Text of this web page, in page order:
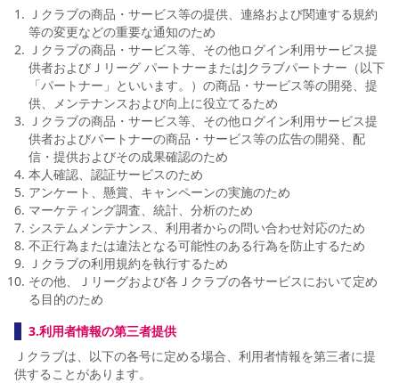
Ｊクラブの商品・サービス等の提供、連絡および関連する規約
等の変更などの重要な通知のため
Ｊクラブの商品・サービス等、その他ログイン利用サービス提
供者およびＪリーグ パートナーまたはJクラブパートナー（以下
「パートナー」といいます。）の商品・サービス等の開発、提
供、メンテナンスおよび向上に役立てるため
Ｊクラブの商品・サービス等、その他ログイン利用サービス提
供者およびパートナーの商品・サービス等の広告の開発、配
信・提供およびその成果確認のため
本人確認、認証サービスのため
アンケート、懸賞、キャンペーンの実施のため
マーケティング調査、統計、分析のため
システムメンテナンス、利用者からの問い合わせ対応のため
不正行為または違法となる可能性のある行為を防止するため
Ｊクラブの利用規約を執行するため
その他、Ｊリーグおよび各Ｊクラブの各サービスにおいて定め
る目的のため
3.利用者情報の第三者提供
Ｊクラブは、以下の各号に定める場合、利用者情報を第三者に提
供することがあります。